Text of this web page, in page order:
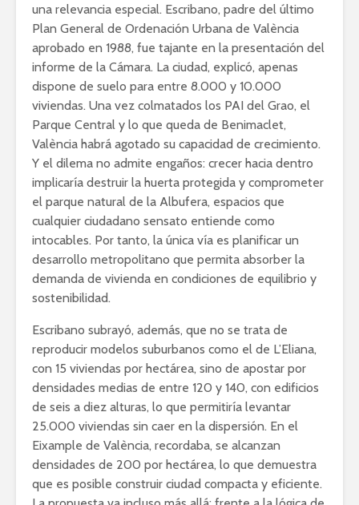
una relevancia especial. Escribano, padre del último
Plan General de Ordenación Urbana de València
aprobado en 1988, fue tajante en la presentación del
informe de la Cámara. La ciudad, explicó, apenas
dispone de suelo para entre 8.000 y 10.000
viviendas. Una vez colmatados los PAI del Grao, el
Parque Central y lo que queda de Benimaclet,
València habrá agotado su capacidad de crecimiento.
Y el dilema no admite engaños: crecer hacia dentro
implicaría destruir la huerta protegida y comprometer
el parque natural de la Albufera, espacios que
cualquier ciudadano sensato entiende como
intocables. Por tanto, la única vía es planificar un
desarrollo metropolitano que permita absorber la
demanda de vivienda en condiciones de equilibrio y
sostenibilidad.
Escribano subrayó, además, que no se trata de
reproducir modelos suburbanos como el de L’Eliana,
con 15 viviendas por hectárea, sino de apostar por
densidades medias de entre 120 y 140, con edificios
de seis a diez alturas, lo que permitiría levantar
25.000 viviendas sin caer en la dispersión. En el
Eixample de València, recordaba, se alcanzan
densidades de 200 por hectárea, lo que demuestra
que es posible construir ciudad compacta y eficiente.